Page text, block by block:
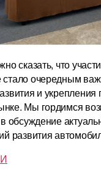
сказать, что
очередным
и укрепления
Мы гордимся
обсуждение
развития